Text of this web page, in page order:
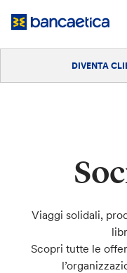
DIVENTA
Viaggi solidali,
Scopri tutte le